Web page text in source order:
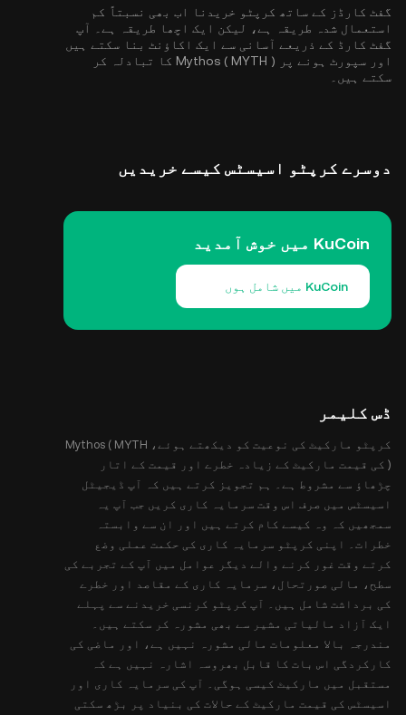
گفٹ کارڈز کے ساتھ کرپٹو خریدنا اب بھی نسبتاً کم
استعمال شدہ طریقہ ہے، لیکن ایک اچھا طریقہ ہے۔ آپ
گفٹ کارڈ کے ذریعے آسانی سے ایک اکاؤنٹ بنا سکتے ہیں
اور سپورٹ ہونے پر Mythos ( MYTH ) کا تبادلہ کر
سکتے ہیں۔
دوسرے کرپٹو اسیسٹس کیسے خریدیں
KuCoin میں خوش آمدید
KuCoin میں شامل ہوں
ڈس کلیمر
کرپٹو مارکیٹ کی نوعیت کو دیکھتے ہوئے، Mythos ( MYTH
) کی قیمت مارکیٹ کے زیادہ خطرے اور قیمت کے اتار
چڑھاؤ سے مشروط ہے۔ ہم تجویز کرتے ہیں کہ آپ ڈیجیٹل
اسیسٹس میں صرف اس وقت سرمایہ کاری کریں جب آپ یہ
سمجھیں کہ وہ کیسے کام کرتے ہیں اور ان سے وابستہ
خطرات۔ اپنی کرپٹو سرمایہ کاری کی حکمت عملی وضع
کرتے وقت غور کرنے والے دیگر عوامل میں آپ کے تجربے کی
سطح، مالی صورتحال، سرمایہ کاری کے مقاصد اور خطرے
کی برداشت شامل ہیں۔ آپ کرپٹو کرنسی خریدنے سے پہلے
ایک آزاد مالیاتی مشیر سے بھی مشورہ کر سکتے ہیں۔
مندرجہ بالا معلومات مالی مشورہ نہیں ہے، اور ماضی کی
کارکردگی اس بات کا قابل بھروسہ اشارہ نہیں ہے کہ
مستقبل میں مارکیٹ کیسی ہوگی۔ آپ کی سرمایہ کاری اور
اسیسٹس کی قیمت مارکیٹ کے حالات کی بنیاد پر بڑھ سکتی